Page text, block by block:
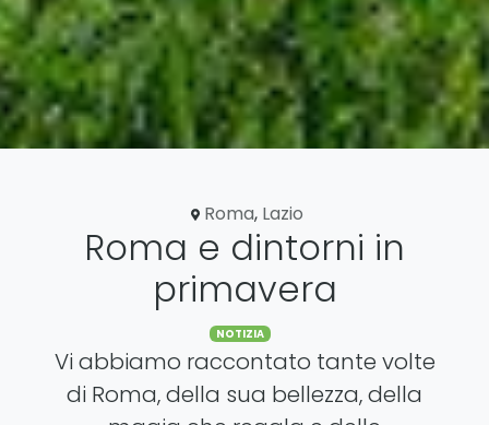
Roma, Lazio
Roma e dintorni in
primavera
Categories
NOTIZIA
Vi abbiamo raccontato tante volte
di Roma, della sua bellezza, della